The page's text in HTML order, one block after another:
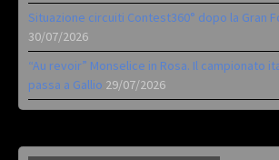
Situazione circuiti Contest360° dopo la Gran
30/07/2026
“Au revoir” Monselice in Rosa. Il campionato
passa a Gallio 29/07/2026